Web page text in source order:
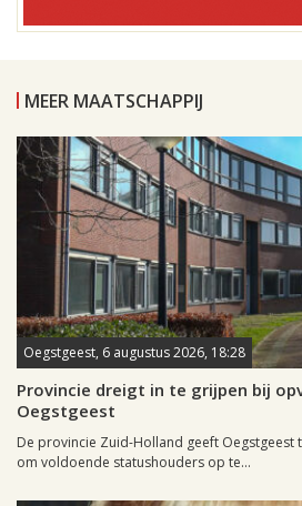
MEER MAATSCHAPPIJ
Oegstgeest, 6 augustus 2026, 18:28
Provincie dreigt in te grijpen bij
Oegstgeest
De provincie Zuid-Holland geeft Oegstgeest
om voldoende statushouders op te...